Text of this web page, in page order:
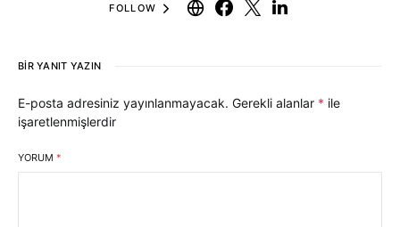
FOLLOW
BIR YANIT YAZIN
E-posta adresiniz yayınlanmayacak. Gerekli alanlar * ile
işaretlenmişlerdir
YORUM *